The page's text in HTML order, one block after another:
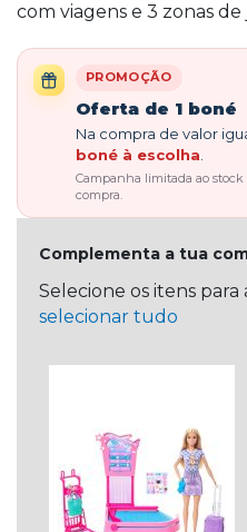
com viagens e 3 zonas de
PROMOÇÃO
Oferta de 1 boné
Na compra de valor
boné à escolha
Campanha limitada ao
compra.
Complementa a tua
Selecione os itens
selecionar tudo